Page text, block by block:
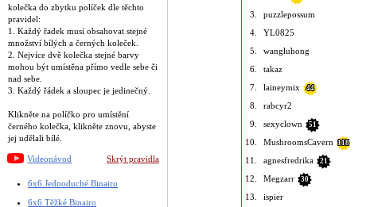
kolečka do zbytku políček dle těchto
pravidel:
1. Každý řadek musí obsahovat stejné
množství bílých a černých koleček.
2. Nejvíce dvě kolečka stejné barvy
mohou být umístěna přímo vedle sebe či
nad sebe.
3. Každý řádek a sloupec je jedinečný.
Klikněte na políčko pro umístění
černého kolečka, klikněte znovu, abyste
jej udělali bílé.
Videonávod Skrýt pravidla
6x6 Jednoduché Binairo
6x6 Těžké Binairo
3.
puzzlepossum
4.
YL0825
5.
wangluhong
6.
takaz
7.
laineymix 44
8.
rabcyr2
9.
sexyclown 51
10.
MushroomsCavern 118
11.
agnesfredrika 21
12.
Megzarr 30
13.
ispier